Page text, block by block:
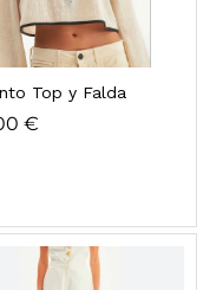
Top y Falda
€